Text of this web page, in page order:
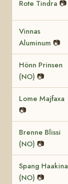
Rote Tindra 📷
Vinnas
Aluminum 📷
Hönn Prinsen
(NO) 📷
Lome Majfaxa
📷
Brenne Blissi
(NO) 📷
Spang Haakina
(NO) 📷